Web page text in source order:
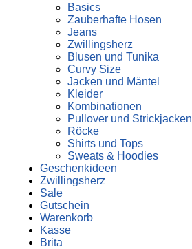
Basics
Zauberhafte Hosen
Jeans
Zwillingsherz
Blusen und Tunika
Curvy Size
Jacken und Mäntel
Kleider
Kombinationen
Pullover und Strickjacken
Röcke
Shirts und Tops
Sweats & Hoodies
Geschenkideen
Zwillingsherz
Sale
Gutschein
Warenkorb
Kasse
Brita